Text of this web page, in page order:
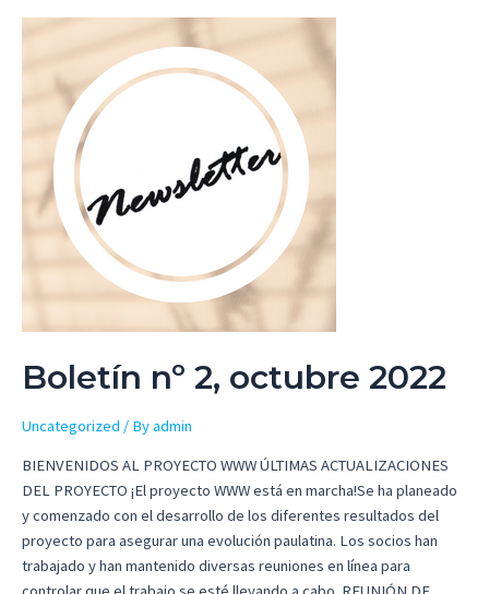
junio
Boletín nº 2, octubre 2022
Uncategorized / Byadmin
BIENVENIDOS AL PROYECTO WWW ÚLTIMAS ACTUALIZACIONES
DEL PROYECTO ¡El proyecto WWW está en marcha!Se ha planeado
y comenzado con el desarrollo de los diferentes resultados del
proyecto para asegurar una evolución paulatina. Los socios han
trabajado y han mantenido diversas reuniones en línea para